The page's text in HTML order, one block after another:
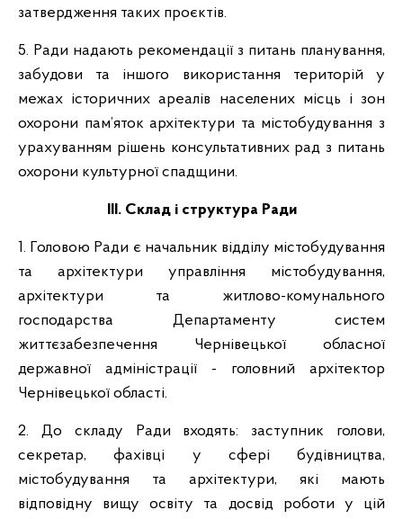
затвердження таких проєктів.
5. Ради надають рекомендації з питань планування,
забудови та іншого використання територій у
межах історичних ареалів населених місць і зон
охорони пам’яток архітектури та містобудування з
урахуванням рішень консультативних рад з питань
охорони культурної спадщини.
ІІІ. Склад і структура Ради
1. Головою Ради є начальник відділу містобудування
та архітектури управління містобудування,
архітектури та житлово-комунального
господарства Департаменту систем
життєзабезпечення Чернівецької обласної
державної адміністрації - головний архітектор
Чернівецької області.
2. До складу Ради входять: заступник голови,
секретар, фахівці у сфері будівництва,
містобудування та архітектури, які мають
відповідну вищу освіту та досвід роботи у цій